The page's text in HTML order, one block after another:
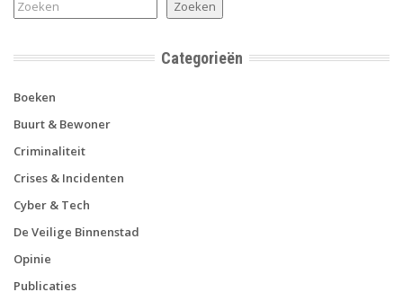
Zoeken
Categorieën
Boeken
Buurt & Bewoner
Criminaliteit
Crises & Incidenten
Cyber & Tech
De Veilige Binnenstad
Opinie
Publicaties